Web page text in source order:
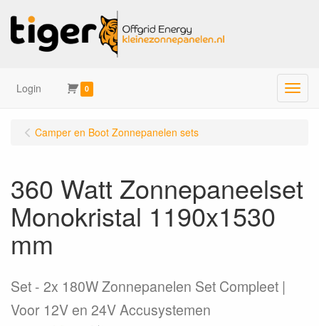
Login 0 Menu
Camper en Boot Zonnepanelen sets
360 Watt Zonnepaneelset
Monokristal 1190x1530
mm
Set
2x 180W Zonnepanelen Set Compleet |
Voor 12V en 24V Accusystemen